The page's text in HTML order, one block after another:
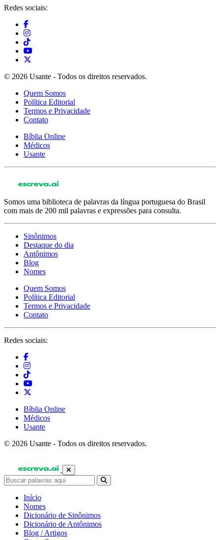
Redes sociais:
© 2026 Usante - Todos os direitos reservados.
Quem Somos
Política Editorial
Termos e Privacidade
Contato
Bíblia Online
Médicos
Usante
Somos uma biblioteca de palavras da língua portuguesa do Brasil
com mais de 200 mil palavras e expressões para consulta.
Sinônimos
Destaque do dia
Antônimos
Blog
Nomes
Quem Somos
Política Editorial
Termos e Privacidade
Contato
Redes sociais:
Bíblia Online
Médicos
Usante
© 2026 Usante - Todos os direitos reservados.
Início
Nomes
Dicionário de Sinônimos
Dicionário de Antônimos
Blog / Artigos